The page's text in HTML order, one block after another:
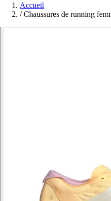
Accueil
/ Chaussures de running